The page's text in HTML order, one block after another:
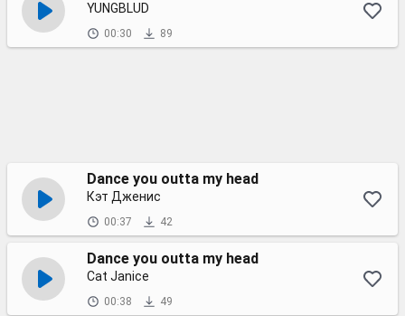
YUNGBLUD
00:30 89
Dance you outta my head
Кэт Дженис
00:37 42
Dance you outta my head
Cat Janice
00:38 49